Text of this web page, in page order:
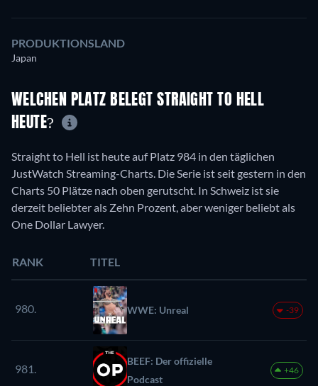
PRODUKTIONSLAND
Japan
WELCHEN PLATZ BELEGT STRAIGHT TO HELL
HEUTE?
Straight to Hell ist heute auf Platz 984 in den täglichen
JustWatch Streaming-Charts. Die Serie ist seit gestern in den
Charts 50 Plätze nach oben gerutscht. In Schweiz ist sie
derzeit beliebter als Zehn Prozent, aber weniger beliebt als
One Dollar Lawyer.
RANK TITEL
980. WWE: Unreal -39
981.
BEEF: Der offizielle
Podcast
+46